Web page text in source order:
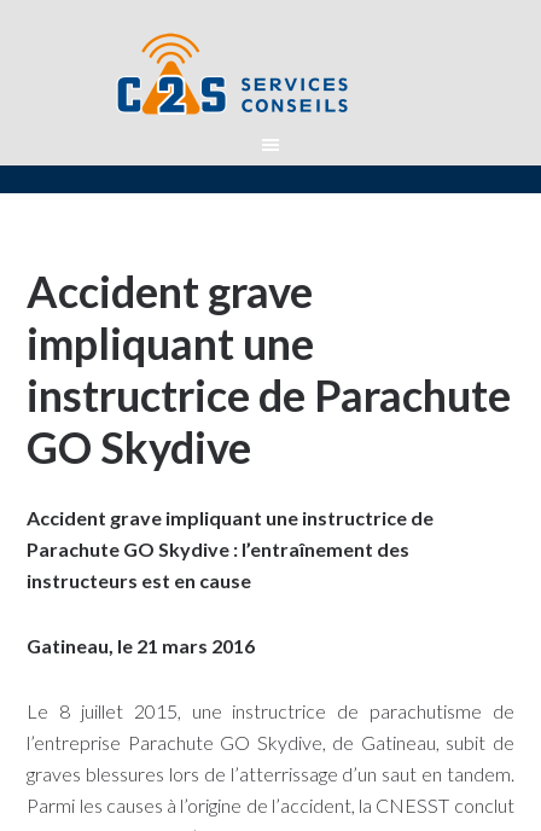
Accident grave
impliquant une
instructrice de Parachute
GO Skydive
Accident grave impliquant une instructrice de
Parachute GO Skydive : l’entraînement des
instructeurs est en cause
Gatineau, le 21 mars 2016
Le 8 juillet 2015, une instructrice de parachutisme de
l’entreprise Parachute GO Skydive, de Gatineau, subit de
graves blessures lors de l’atterrissage d’un saut en tandem.
Parmi les causes à l’origine de l’accident, la CNESST conclut